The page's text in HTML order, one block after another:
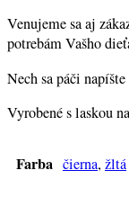
Venujeme sa aj
potrebám Vašho
Nech sa páči napíšte
Vyrobené s laskou
Farba čierna, žltá